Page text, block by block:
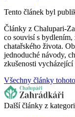
Tento článek byl
Články z Chalupari-
co souvisí s bydlením,
chatařského života.
jednoduché návody,
zkušenosti
Všechny články
Další články z